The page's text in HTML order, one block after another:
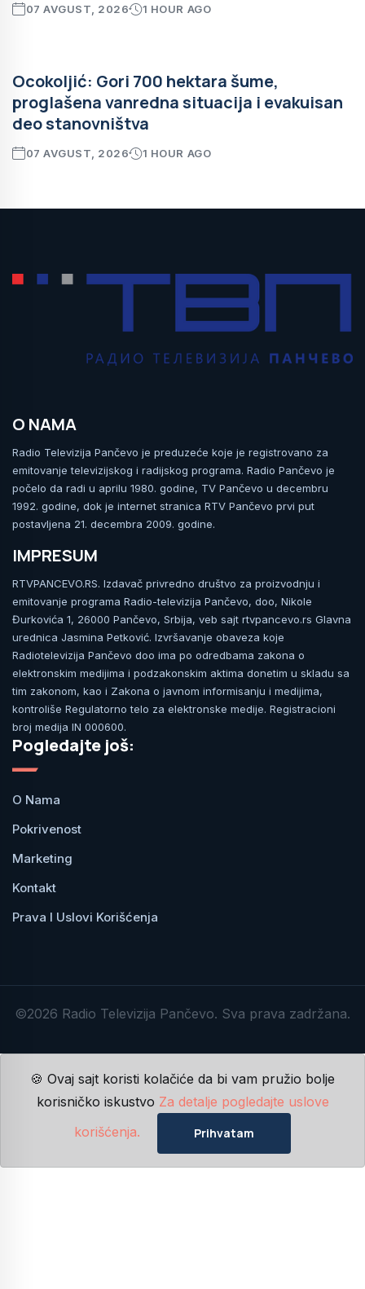
07 AVGUST, 2026 1 HOUR AGO
Ocokoljić: Gori 700 hektara šume,
proglašena vanredna situacija i evakuisan
deo stanovništva
07 AVGUST, 2026 1 HOUR AGO
O NAMA
Radio Televizija Pančevo je preduzeće koje je registrovano za
emitovanje televizijskog i radijskog programa. Radio Pančevo je
počelo da radi u aprilu 1980. godine, TV Pančevo u decembru
1992. godine, dok je internet stranica RTV Pančevo prvi put
postavljena 21. decembra 2009. godine.
IMPRESUM
RTVPANCEVO.RS. Izdavač privredno društvo za proizvodnju i
emitovanje programa Radio-televizija Pančevo, doo, Nikole
Đurkovića 1, 26000 Pančevo, Srbija, veb sajt rtvpancevo.rs Glavna
urednica Jasmina Petković. Izvršavanje obaveza koje
Radiotelevizija Pančevo doo ima po odredbama zakona o
elektronskim medijima i podzakonskim aktima donetim u skladu sa
tim zakonom, kao i Zakona o javnom informisanju i medijima,
kontroliše Regulatorno telo za elektronske medije. Registracioni
broj medija IN 000600.
Pogledajte još:
O Nama
Pokrivenost
Marketing
Kontakt
Prava I Uslovi Korišćenja
©2026 Radio Televizija Pančevo. Sva prava zadržana.
🍪 Ovaj sajt koristi kolačiće da bi vam pružio bolje
korisničko iskustvo Za detalje pogledajte uslove
korišćenja.
Prihvatam